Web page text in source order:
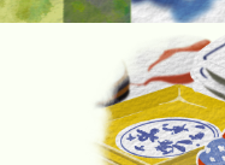
ベントスペースのご利用について